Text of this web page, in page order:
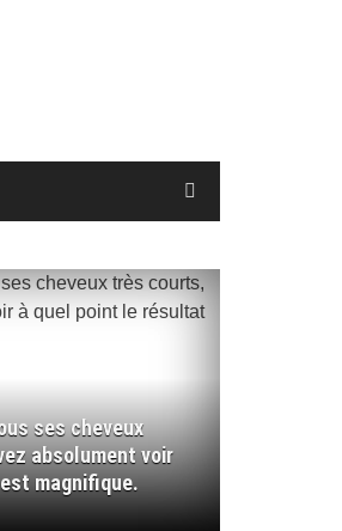
ses cheveux
absolument voir
magnifique.